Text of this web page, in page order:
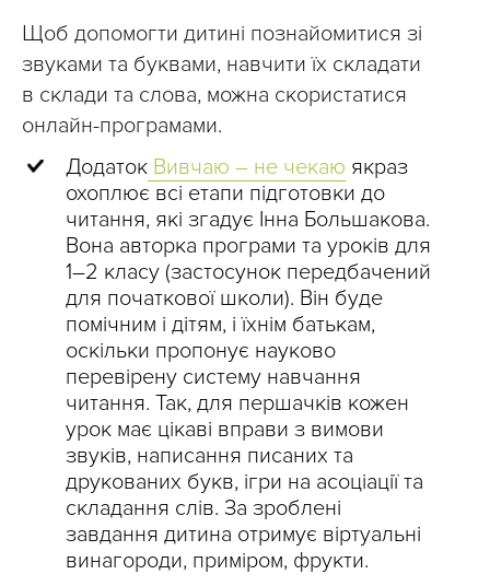
Щоб допомогти дитині познайомитися зі
звуками та буквами, навчити їх складати
в склади та слова, можна скористатися
онлайн-програмами.
Додаток Вивчаю – не чекаю якраз
охоплює всі етапи підготовки до
читання, які згадує Інна Большакова.
Вона авторка програми та уроків для
1–2 класу (застосунок передбачений
для початкової школи). Він буде
помічним і дітям, і їхнім батькам,
оскільки пропонує науково
перевірену систему навчання
читання. Так, для першачків кожен
урок має цікаві вправи з вимови
звуків, написання писаних та
друкованих букв, ігри на асоціації та
складання слів. За зроблені
завдання дитина отримує віртуальні
винагороди, приміром, фрукти.